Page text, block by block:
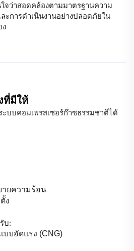
ว่าสอดคล้องตามมาตรฐานความ
การดำเนินงานอย่างปลอดภัยใน
ง
ที่มีให้
ะบบคอมเพรสเซอร์ก๊าซธรรมชาติได้
ายความร้อน
ง
บ:
บอัดแรง (CNG)